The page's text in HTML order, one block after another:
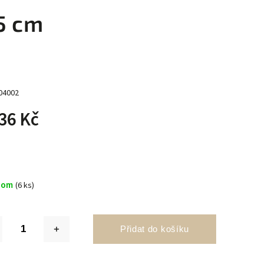
cm
Kč
(6 ks)
Přidat do košíku